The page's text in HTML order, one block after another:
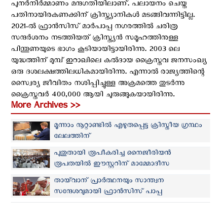
പുനർനിർമ്മാണം മന്ദഗതിയിലാണ്. പലായനം ചെയ്ത
പതിനായിരകണക്കിന് ക്രിസ്ത്യാനികൾ മടങ്ങിവന്നിട്ടില്ല.
2021-ൽ ഫ്രാൻസിസ് മാർപാപ്പ നഗരത്തിൽ ചരിത്ര
സന്ദർശനം നടത്തിയത് ക്രിസ്ത്യൻ സമൂഹത്തിനുള്ള
പിന്തുണയുടെ ഭാഗം കൂടിയായിട്ടായിരിന്നു. 2003 ലെ
യുദ്ധത്തിന് മുമ്പ് ഇറാഖിലെ കല്‍ദായ ക്രൈസ്തവ ജനസംഖ്യ
ഒരു ദശലക്ഷത്തിലധികമായിരിന്നു. എന്നാൽ രാജ്യത്തിന്റെ
സ്വൈര്യ ജീവിതം നശിപ്പിച്ചുള്ള അക്രമത്തെ തുടര്‍ന്നു
ക്രൈസ്തവര്‍ 400,000 ആയി ചുരുങ്ങുകയായിരിന്നു.
More Archives >>
മൂന്നാം നൂറ്റാണ്ടില്‍ എഴുതപ്പെട്ട ക്രിസ്തീയ ഗ്രന്ഥം
ലേലത്തിന്
പുതുതായി രൂപീകരിച്ച നൈജീരിയന്‍
രൂപതയില്‍ ഈസ്റ്ററിന് മാമ്മോദീസ
സ്വീകരിച്ചത് എഴുനൂറിലധികം പേര്‍
തായ്‌വാന് പ്രാര്‍ത്ഥനയും സാന്ത്വന
സന്ദേശവുമായി ഫ്രാന്‍സിസ് പാപ്പ